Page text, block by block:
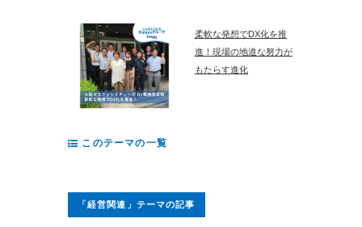
柔軟な発想でDX化を推
進！現場の地道な努力が
もたらす進化
このテーマの一覧
「経営関連」テーマの記事